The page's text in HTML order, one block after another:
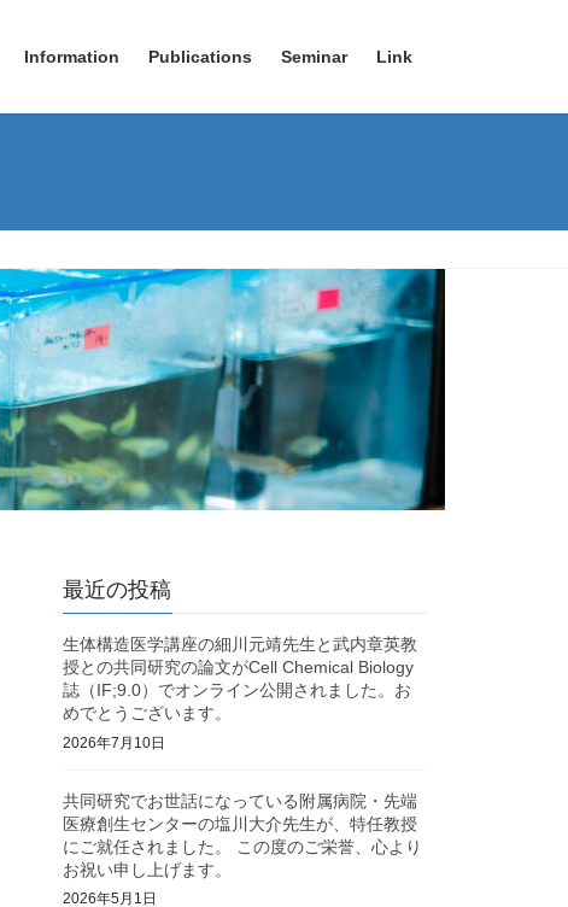
Information Publications Seminar Link
最近の投稿
生体構造医学講座の細川元靖先生と武内章英教
授との共同研究の論文がCell Chemical Biology
誌（IF;9.0）でオンライン公開されました。お
めでとうございます。
2026年7月10日
共同研究でお世話になっている附属病院・先端
医療創生センターの塩川大介先生が、特任教授
にご就任されました。 この度のご栄誉、心より
お祝い申し上げます。
2026年5月1日